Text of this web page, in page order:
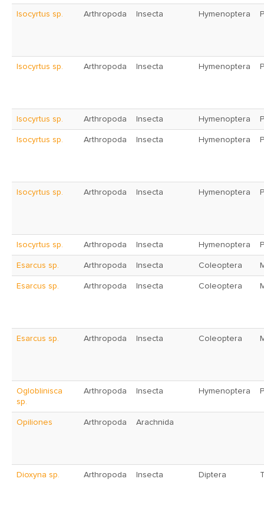
Isocyrtus sp. Arthropoda Insecta Hymenoptera
Isocyrtus sp. Arthropoda Insecta Hymenoptera
Isocyrtus sp. Arthropoda Insecta Hymenoptera
Isocyrtus sp. Arthropoda Insecta Hymenoptera
Isocyrtus sp. Arthropoda Insecta Hymenoptera
Isocyrtus sp. Arthropoda Insecta Hymenoptera
Esarcus sp. Arthropoda Insecta Coleoptera
Esarcus sp. Arthropoda Insecta Coleoptera
Esarcus sp. Arthropoda Insecta Coleoptera
Ogloblinisca
sp.
Arthropoda Insecta Hymenoptera
Opiliones Arthropoda Arachnida
Dioxyna sp. Arthropoda Insecta Diptera